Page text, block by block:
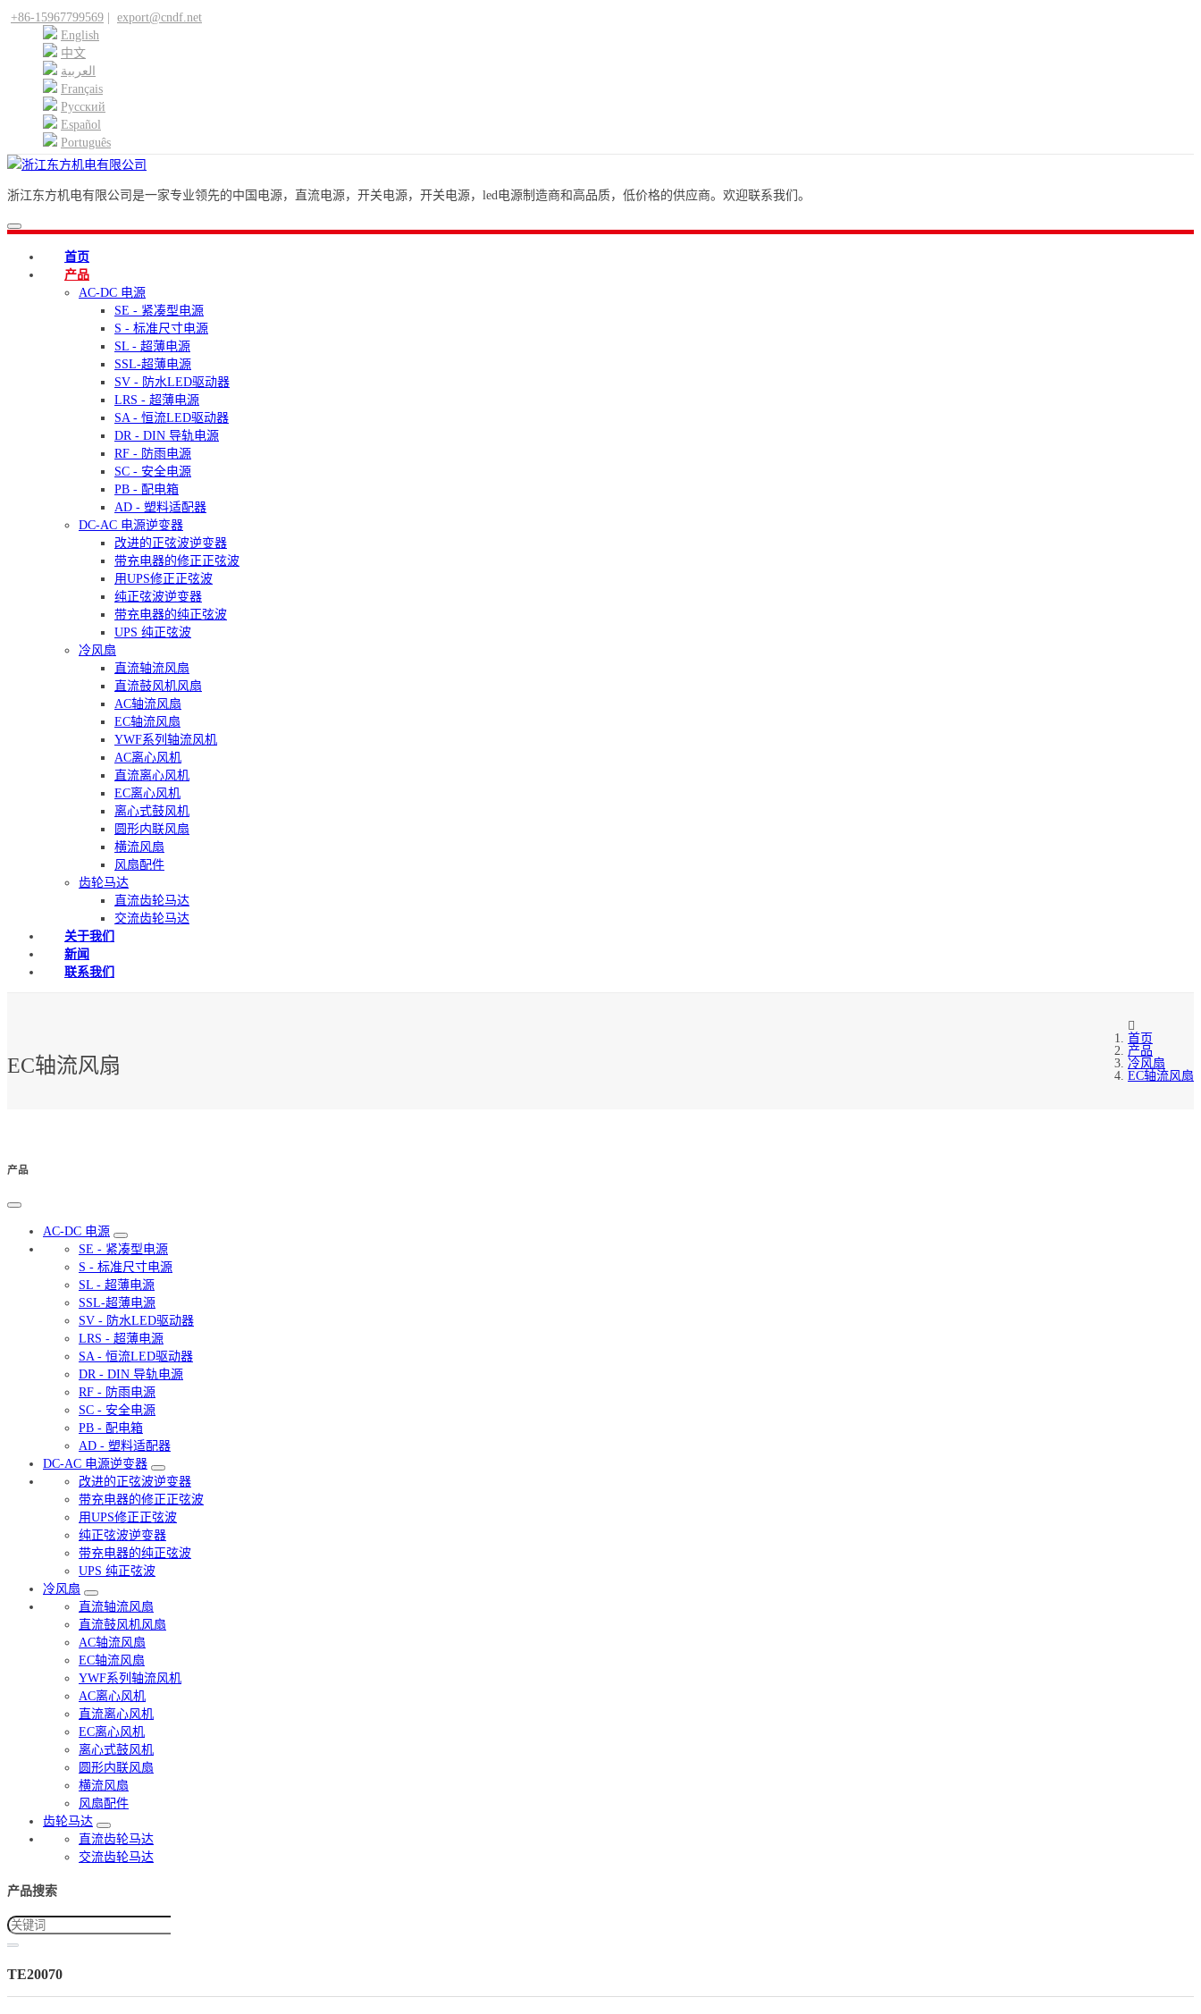
+86-15967799569
export@cndf.net
English
中文
العربية
Français
Pусский
Español
Português
浙江东方机电有限公司是一家专业领先的中国电源，直流电源，开关电源，开关电源，led电源制造商和高品质，低价格的供应商。欢迎联系我们。
首页
产品
AC-DC 电源
SE - 紧凑型电源
S - 标准尺寸电源
SL - 超薄电源
SSL-超薄电源
SV - 防水LED驱动器
LRS - 超薄电源
SA - 恒流LED驱动器
DR - DIN 导轨电源
RF - 防雨电源
SC - 安全电源
PB - 配电箱
AD - 塑料适配器
DC-AC 电源逆变器
改进的正弦波逆变器
带充电器的修正正弦波
用UPS修正正弦波
纯正弦波逆变器
带充电器的纯正弦波
UPS 纯正弦波
冷风扇
直流轴流风扇
直流鼓风机风扇
AC轴流风扇
EC轴流风扇
YWF系列轴流风机
AC离心风机
直流离心风机
EC离心风机
离心式鼓风机
圆形内联风扇
横流风扇
风扇配件
齿轮马达
直流齿轮马达
交流齿轮马达
关于我们
新闻
联系我们
EC轴流风扇
首页
产品
冷风扇
EC轴流风扇
产品
AC-DC 电源
SE - 紧凑型电源
S - 标准尺寸电源
SL - 超薄电源
SSL-超薄电源
SV - 防水LED驱动器
LRS - 超薄电源
SA - 恒流LED驱动器
DR - DIN 导轨电源
RF - 防雨电源
SC - 安全电源
PB - 配电箱
AD - 塑料适配器
DC-AC 电源逆变器
改进的正弦波逆变器
带充电器的修正正弦波
用UPS修正正弦波
纯正弦波逆变器
带充电器的纯正弦波
UPS 纯正弦波
冷风扇
直流轴流风扇
直流鼓风机风扇
AC轴流风扇
EC轴流风扇
YWF系列轴流风机
AC离心风机
直流离心风机
EC离心风机
离心式鼓风机
圆形内联风扇
横流风扇
风扇配件
齿轮马达
直流齿轮马达
交流齿轮马达
产品搜索
TE20070